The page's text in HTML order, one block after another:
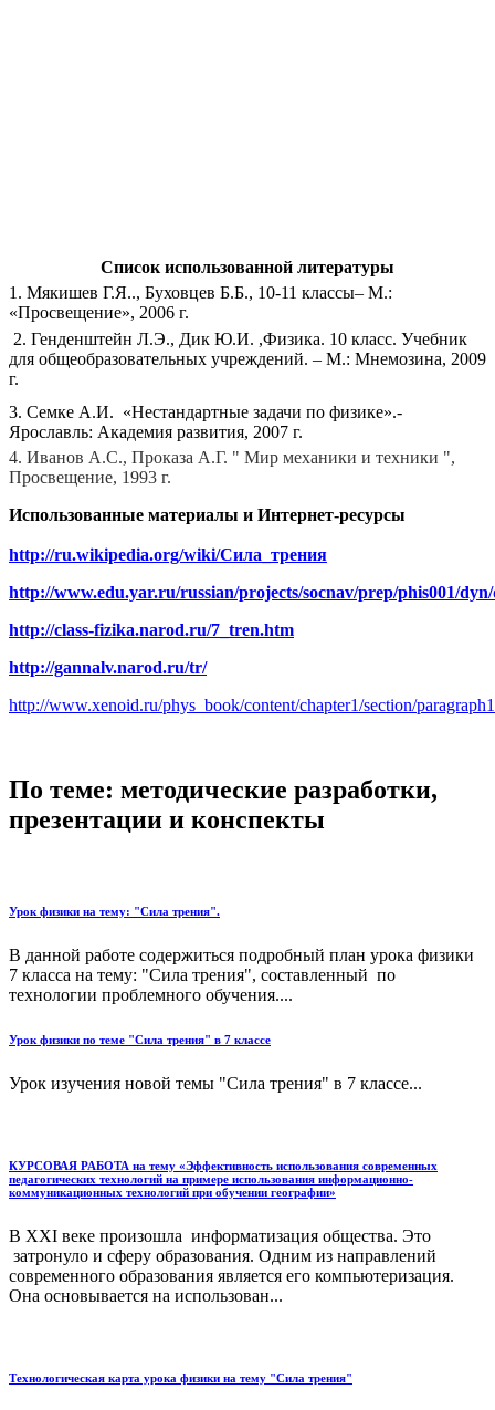
Список использованной литературы
1. Мякишев Г.Я.., Буховцев Б.Б., 10-11 классы– М.:
«Просвещение», 2006 г.
2. Генденштейн Л.Э., Дик Ю.И. ,Физика. 10 класс. Учебник
для общеобразовательных учреждений. – М.: Мнемозина, 2009
г.
3. Семке А.И. «Нестандартные задачи по физике».-
Ярославль: Академия развития, 2007 г.
4. Иванов А.С., Проказа А.Г. " Мир механики и техники ",
Просвещение, 1993 г.
Использованные материалы и Интернет-ресурсы
http://ru.wikipedia.org/wiki/Сила_трения
http://www.edu.yar.ru/russian/projects/socnav/prep/phis001/
http://class-fizika.narod.ru/7_tren.htm
http://gannalv.narod.ru/tr/
http://www.xenoid.ru/phys_book/content/chapter1/section/
По теме: методические разработки,
презентации и конспекты
Урок физики на тему: "Сила трения".
В данной работе содержиться подробный план урока физики
7 класса на тему: "Сила трения", составленный по
технологии проблемного обучения....
Урок физики по теме "Сила трения" в 7 классе
Урок изучения новой темы "Сила трения" в 7 классе...
КУРСОВАЯ РАБОТА на тему «Эффективность использования современных
педагогических технологий на примере использования информационно-
коммуникационных технологий при обучении географии»
В XXI веке произошла информатизация общества. Это
затронуло и сферу образования. Одним из направлений
современного образования является его компьютеризация.
Она основывается на использован...
Технологическая карта урока физики на тему "Сила трения"